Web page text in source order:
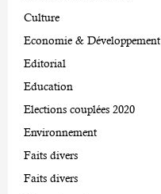
Culture
Economie & Développement
Editorial
Education
Elections couplées 2020
Environnement
Faits divers
Faits divers